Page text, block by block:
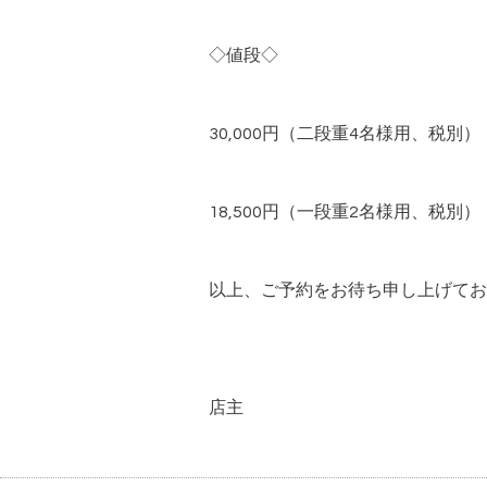
◇値段◇
30,000円（二段重4名様用、税別）
18,500円（一段重2名様用、税別）
以上、ご予約をお待ち申し上げて
店主